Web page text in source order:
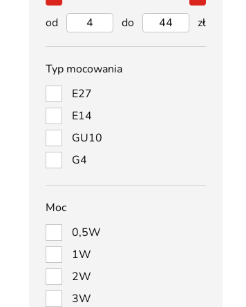
od do zł
Typ mocowania
E27
E14
GU10
G4
Moc
0,5W
1W
2W
3W